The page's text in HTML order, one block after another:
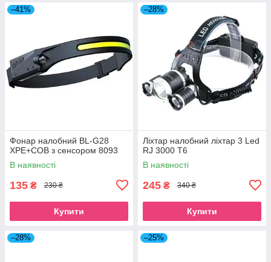
–41%
Фонар налобний BL-G28
XPE+COB з сенсором 8093
В наявності
135 ₴ 230 ₴
Купити
–28%
Ліхтар налобний ліхтар 3 Led
RJ 3000 T6
В наявності
245 ₴ 340 ₴
Купити
–28% –25%